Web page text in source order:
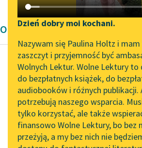
Katalog DAISY
Podkasty o książkach
Zgłoś
Aktualności
„Prokurator Alicja Horn”
do słuchania
Byliśmy częścią AI Impact
Lab
Zapraszamy na spotkanie
online z tłumaczkami
Mapa
Dzień dobry moi kochani.
Nazywam się Paulina Holtz i
zaszczyt i przyjemność być
Wolnych Lektur. Wolne Lektury to
do bezpłatnych książek, do
audiobooków i różnych publikacji.
potrzebują naszego wsparcia.
tylko korzystać, ale także
finansowo Wolne Lektury, bo bez
przeżyją, a my bez nich nie
Opowiadanie Wita Szostaka
Wit
świtem
w